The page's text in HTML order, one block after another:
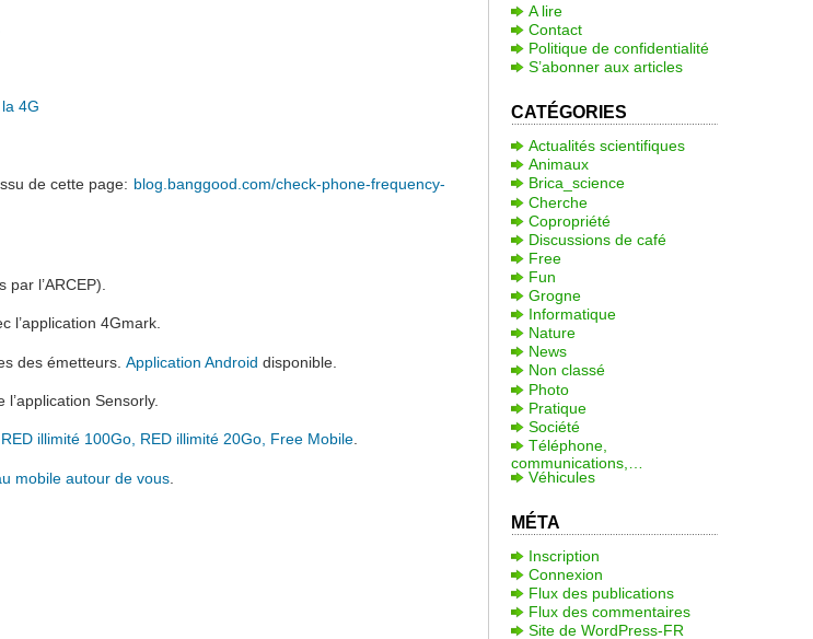
4G
de cette page: blog.banggood.com/check-phone-frequency-
l’ARCEP).
l’application 4Gmark.
des émetteurs.Application Android disponible.
Sensorly.
illimité 100Go, RED illimité 20Go, Free Mobile.
mobile autour de vous
A lire
Contact
Politique de confidentialité
S’abonner aux articles
CATÉGORIES
Actualités scientifiques
Animaux
Brica_science
Cherche
Copropriété
Discussions de café
Free
Fun
Grogne
Informatique
Nature
News
Non classé
Photo
Pratique
Société
Téléphone,
communications,…
Véhicules
MÉTA
Inscription
Connexion
Flux des publications
Flux des commentaires
Site de WordPress-FR